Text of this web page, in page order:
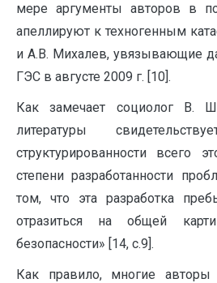
мере аргументы авторов в
апеллируют к техногенным
и А.В. Михалев, увязывающие
ГЭС в августе 2009 г. [10].
Как замечает социолог В.
литературы
структурированности всего
степени разработанности
том, что эта разработка
отразиться на общей
безопасности» [14, c.9].
Как правило, многие авторы